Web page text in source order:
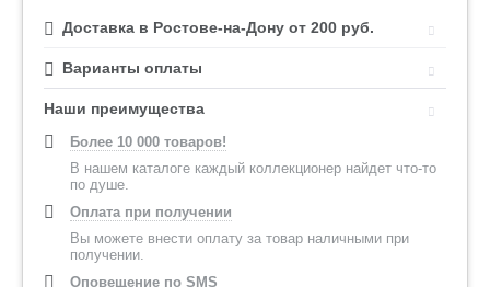
Доставка в Ростове-на-Дону от 200 руб.
Варианты оплаты
Наши преимущества
Более 10 000 товаров!
В нашем каталоге каждый коллекционер найдет что-то
по душе.
Оплата при получении
Вы можете внести оплату за товар наличными при
получении.
Оповещение по SMS